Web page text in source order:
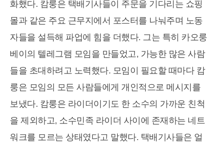
화했다. 캄룽은 택배기사들이 주문을 기다리는 쇼핑
몰과 같은 주요 근무지에서 포스터를 나눠주며 노동
자들을 설득해 파업에 힘을 더했다. 그는 특히 카오룽
베이의 텔레그램 모임을 만들었고, 가능한 많은 사람
들을 초대하려고 노력했다. 모임이 필요할 때마다 캄
룽은 모임의 모든 사람들에게 개인적으로 메시지를
보냈다. 캄룽은 라이더이기도 한 소수의 가까운 친척
을 제외하고, 소수민족 라이더 사이에 존재하는 네트
워크를 모르는 상태였다고 말했다. 택배기사들은 얼